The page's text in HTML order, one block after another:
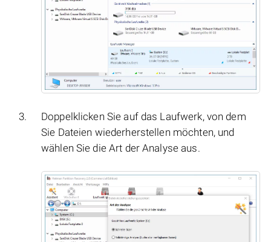
Doppelklicken Sie auf das Laufwerk, von dem
Sie Dateien wiederherstellen möchten, und
wählen Sie die Art der Analyse aus.